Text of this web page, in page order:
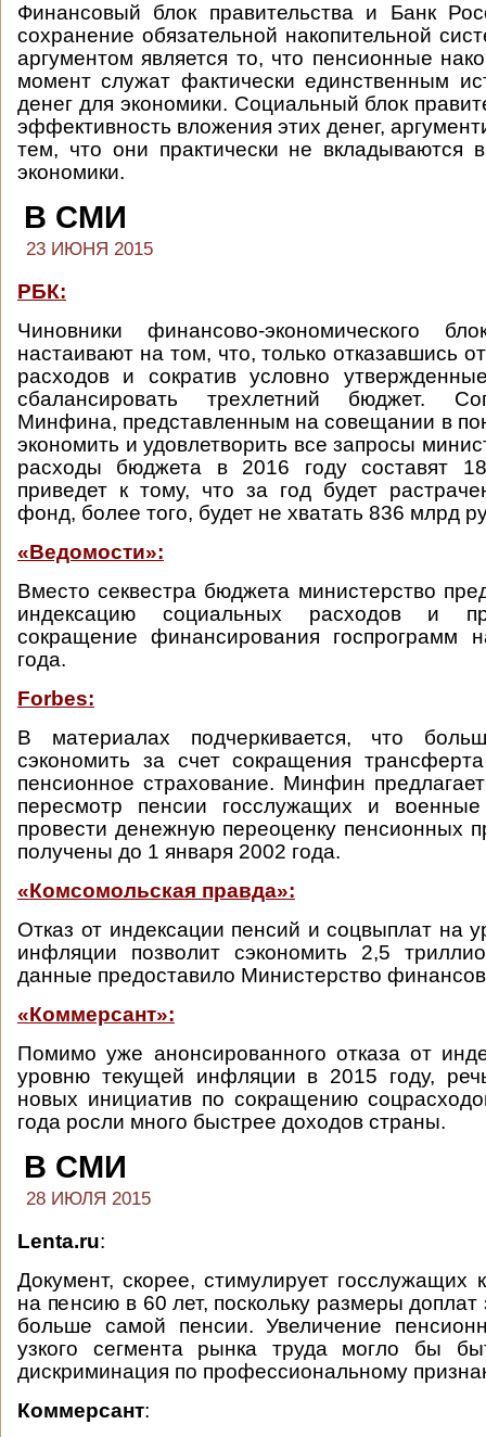
Финансовый блок правительства и Банк
сохранение обязательной накопительной
аргументом является то, что пенсионные
момент служат фактически единственным
денег для экономики. Социальный блок
эффективность вложения этих денег,
тем, что они практически не вкладываются
экономики.
В СМИ
23 ИЮНЯ 2015
РБК:
Чиновники финансово-экономического
настаивают на том, что, только отказавшись
расходов и сократив условно
сбалансировать трехлетний бюджет.
Минфина, представленным на совещании в
экономить и удовлетворить все запросы
расходы бюджета в 2016 году составят
приведет к тому, что за год будет
фонд, более того, будет не хватать 836 млрд
«Ведомости»:
Вместо секвестра бюджета министерство
индексацию социальных расходов и
сокращение финансирования госпрограмм
года.
Forbes:
В материалах подчеркивается, что
сэкономить за счет сокращения
пенсионное страхование. Минфин
пересмотр пенсии госслужащих и
провести денежную переоценку пенсионных
получены до 1 января 2002 года.
«Комсомольская правда»:
Отказ от индексации пенсий и соцвыплат на
инфляции позволит сэкономить 2,5
данные предоставило Министерство
«Коммерсант»:
Помимо уже анонсированного отказа от
уровню текущей инфляции в 2015 году,
новых инициатив по сокращению
года росли много быстрее доходов страны.
В СМИ
28 ИЮЛЯ 2015
Lenta.ru:
Документ, скорее, стимулирует госслужащих
на пенсию в 60 лет, поскольку размеры
больше самой пенсии. Увеличение
узкого сегмента рынка труда могло бы
дискриминация по профессиональному
Коммерсант: